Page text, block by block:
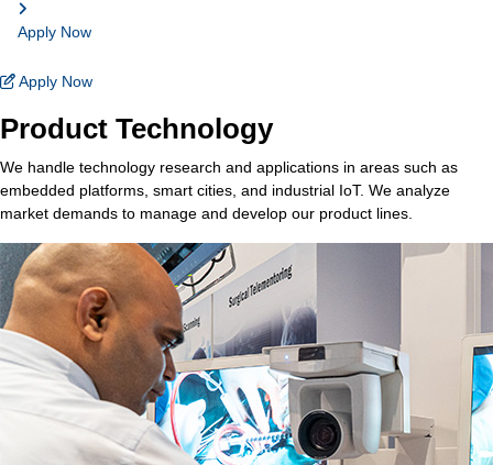
Apply Now
Apply Now
Product Technology
We handle technology research and applications in areas such as
embedded platforms, smart cities, and industrial IoT. We analyze
market demands to manage and develop our product lines.